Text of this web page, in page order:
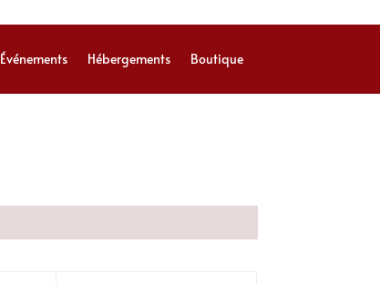
Événements Hébergements Boutique